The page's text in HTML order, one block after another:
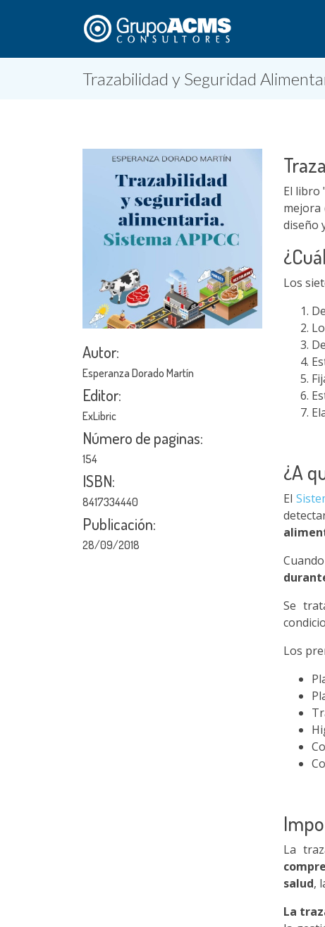
Trazabilidad y Seguridad
Autor:
Esperanza Dorado Martín
Editor:
ExLibric
Número de paginas:
154
ISBN:
8417334440
Publicación:
28/09/2018
El libro
mejora
diseño
Los
¿A
El
Se
Los
La
salud,
La